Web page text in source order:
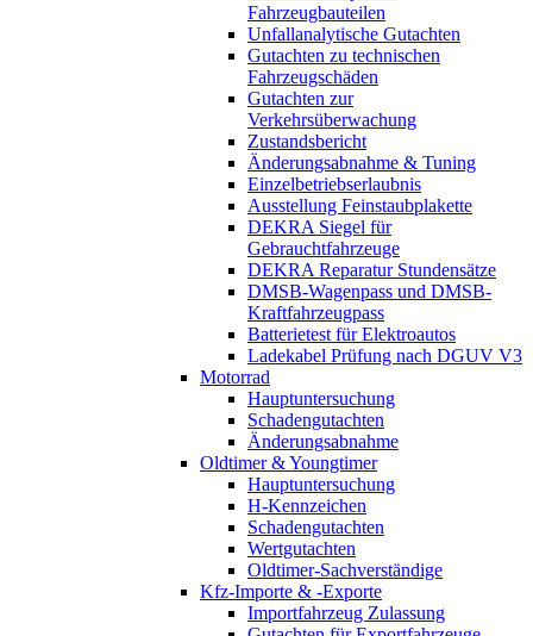
Fahrzeugbauteilen
Unfallanalytische Gutachten
Gutachten zu technischen
Fahrzeugschäden
Gutachten zur
Verkehrsüberwachung
Zustandsbericht
Änderungsabnahme & Tuning
Einzelbetriebserlaubnis
Ausstellung Feinstaubplakette
DEKRA Siegel für
Gebrauchtfahrzeuge
DEKRA Reparatur Stundensätze
DMSB-Wagenpass und DMSB-
Kraftfahrzeugpass
Batterietest für Elektroautos
Ladekabel Prüfung nach DGUV V3
Motorrad
Hauptuntersuchung
Schadengutachten
Änderungsabnahme
Oldtimer & Youngtimer
Hauptuntersuchung
H-Kennzeichen
Schadengutachten
Wertgutachten
Oldtimer-Sachverständige
Kfz-Importe & -Exporte
Importfahrzeug Zulassung